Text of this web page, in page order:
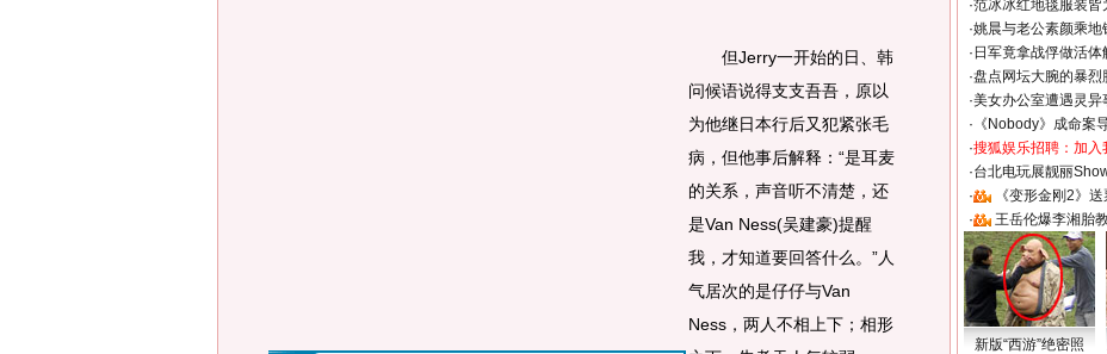
但Jerry一开始的日、韩
问候语说得支支吾吾，原以
为他继日本行后又犯紧张毛
病，但他事后解释：“是耳麦
的关系，声音听不清楚，还
是Van Ness(吴建豪)提醒
我，才知道要回答什么。”人
气居次的是仔仔与Van
Ness，两人不相上下；相形
·范冰冰红地毯服装皆
·姚晨与老公素颜乘地
· 日军竟拿战俘做活体
·盘点网坛大腕的暴烈
·美女办公室遭遇灵异
· 《Nobody》成命案
·搜狐娱乐招聘：加入
·台北电玩展靓丽
·
《变形金刚2》送
·
王岳伦爆李湘胎
新版“西游”绝密照